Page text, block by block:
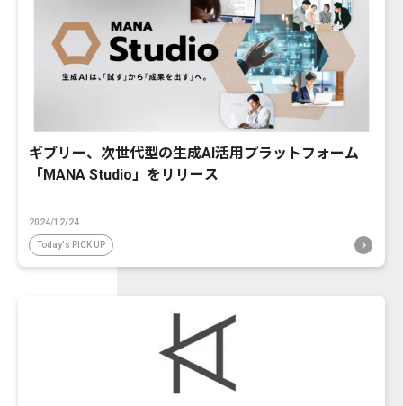
ギブリー、次世代型の生成AI活用プラットフォーム
「MANA Studio」をリリース
2024/12/24
Today's PICK UP